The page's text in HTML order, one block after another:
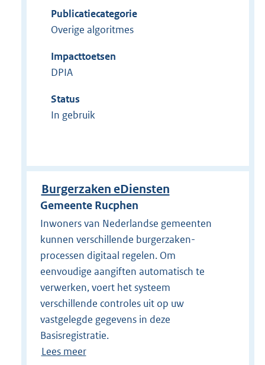
Publicatiecategorie
Overige algoritmes
Impacttoetsen
DPIA
Status
In gebruik
Burgerzaken eDiensten
Gemeente Rucphen
Inwoners van Nederlandse gemeenten
kunnen verschillende burgerzaken-
processen digitaal regelen. Om
eenvoudige aangiften automatisch te
verwerken, voert het systeem
verschillende controles uit op uw
vastgelegde gegevens in deze
Basisregistratie.
Lees meer